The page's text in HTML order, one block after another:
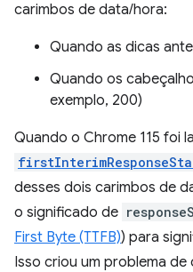
carimbos de data/hora:
Quando as dicas
Quando os
exemplo, 200)
Quando o Chrome 115 foi
desses dois carimbos de
o significado de
First Byte (TTFB)) para
Isso criou um problema